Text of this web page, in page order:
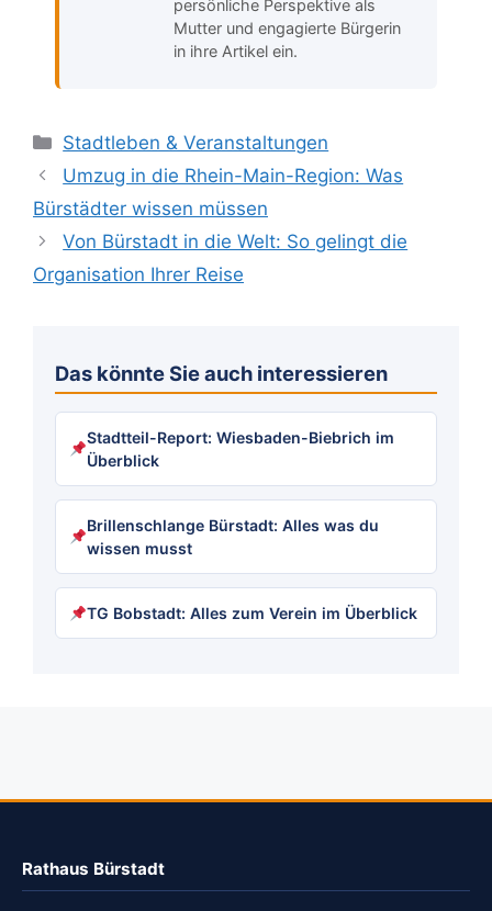
persönliche Perspektive als
Mutter und engagierte Bürgerin
in ihre Artikel ein.
Kategorien
Stadtleben & Veranstaltungen
Umzug in die Rhein-Main-Region: Was
Bürstädter wissen müssen
Von Bürstadt in die Welt: So gelingt die
Organisation Ihrer Reise
Das könnte Sie auch interessieren
Stadtteil-Report: Wiesbaden-Biebrich im
Überblick
Brillenschlange Bürstadt: Alles was du
wissen musst
TG Bobstadt: Alles zum Verein im Überblick
Rathaus Bürstadt